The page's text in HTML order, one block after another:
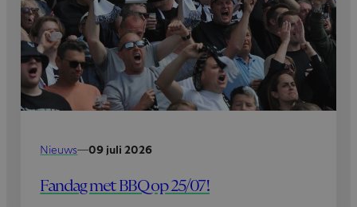
Nieuws—09 juli 2026
Fandag met BBQ op 25/07!